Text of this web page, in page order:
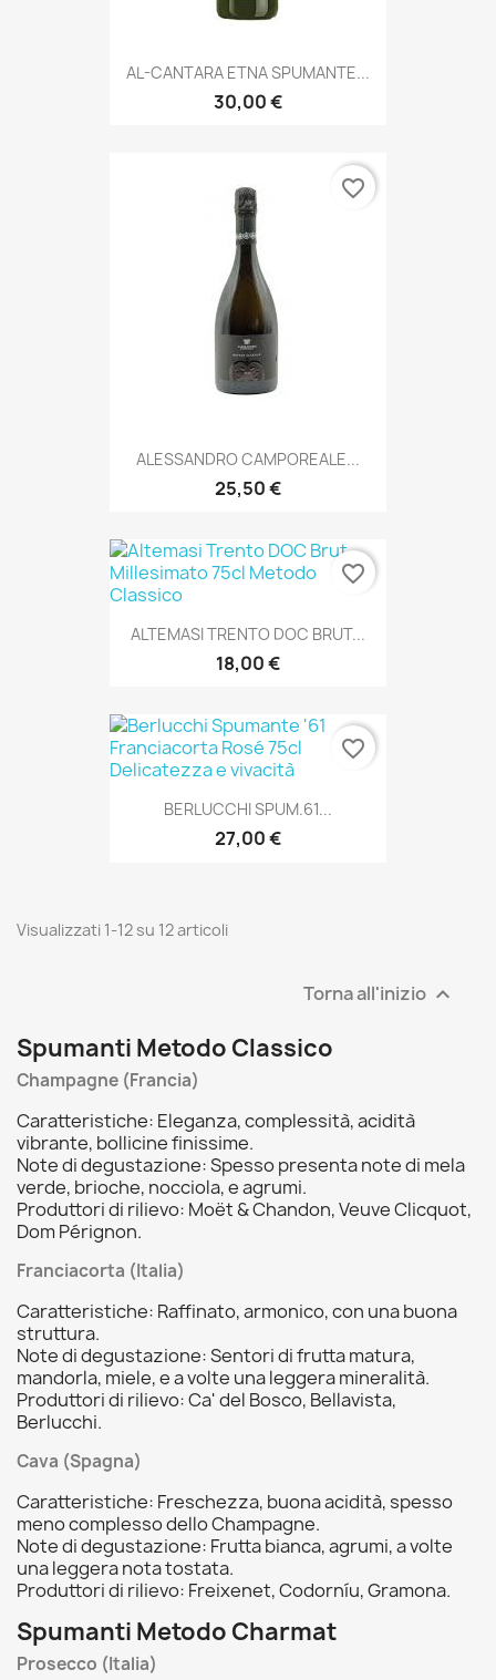
AL-CANTARA ETNA SPUMANTE...
30,00 €
ALESSANDRO CAMPOREALE...
25,50 €
favorite_border
ALTEMASI TRENTO DOC BRUT...
18,00 €
favorite_border
BERLUCCHI SPUM.61...
27,00 €
favorite_border
Visualizzati 1-12 su 12 articoli
Torna all'inizio 
Spumanti Metodo Classico
Champagne (Francia)
Caratteristiche: Eleganza, complessità, acidità
vibrante, bollicine finissime.
Note di degustazione: Spesso presenta note di mela
verde, brioche, nocciola, e agrumi.
Produttori di rilievo: Moët & Chandon, Veuve Clicquot,
Dom Pérignon.
Franciacorta (Italia)
Caratteristiche: Raffinato, armonico, con una buona
struttura.
Note di degustazione: Sentori di frutta matura,
mandorla, miele, e a volte una leggera mineralità.
Produttori di rilievo: Ca' del Bosco, Bellavista,
Berlucchi.
Cava (Spagna)
Caratteristiche: Freschezza, buona acidità, spesso
meno complesso dello Champagne.
Note di degustazione: Frutta bianca, agrumi, a volte
una leggera nota tostata.
Produttori di rilievo: Freixenet, Codorníu, Gramona.
Spumanti Metodo Charmat
Prosecco (Italia)